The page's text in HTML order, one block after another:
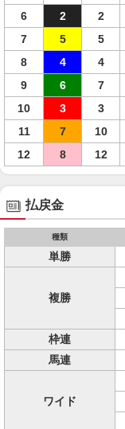
6
2 2
7
5 5
8
4 4
9
6 7
10
3 3
11
7 10
12
8 12
払戻金
種類
単勝
複勝
枠連
馬連
ワイド